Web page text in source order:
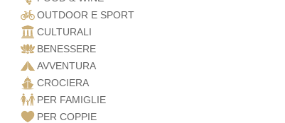
OUTDOOR E SPORT
CULTURALI
BENESSERE
AVVENTURA
CROCIERA
PER FAMIGLIE
PER COPPIE